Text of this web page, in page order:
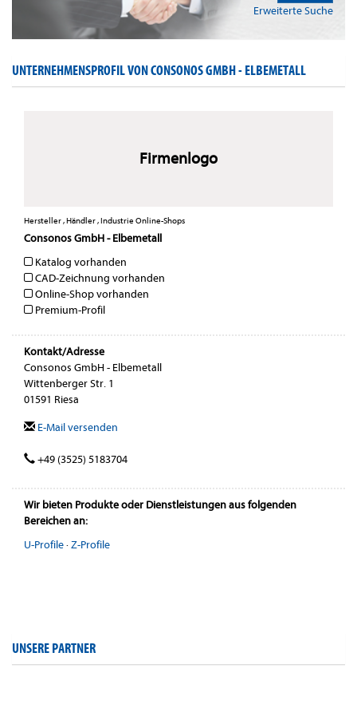
Erweiterte Suche
UNTERNEHMENSPROFIL VON CONSONOS GMBH - ELBEMETALL
Firmenlogo
Hersteller , Händler , Industrie Online-Shops
Consonos GmbH - Elbemetall
Katalog vorhanden
CAD-Zeichnung vorhanden
Online-Shop vorhanden
Premium-Profil
Kontakt/Adresse
Consonos GmbH - Elbemetall
Wittenberger Str. 1
01591 Riesa
E-Mail versenden
+49 (3525) 5183704
Wir bieten Produkte oder Dienstleistungen aus folgenden
Bereichen an:
U-Profile·Z-Profile
UNSERE PARTNER